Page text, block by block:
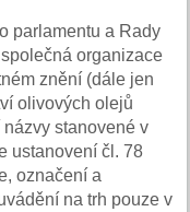
parlamentu a Rady
organizace
znění (dále jen
olivových olejů
stanovené v
ustanovení čl. 78
označení a
na trh pouze v